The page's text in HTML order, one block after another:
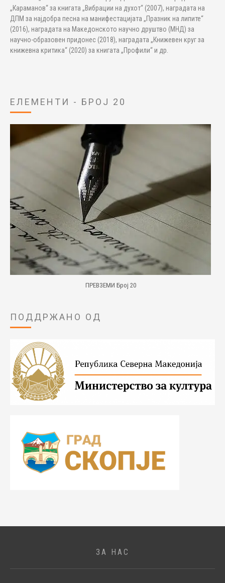
„Караманов“ за книгата „Вибрации на духот“ (2007), наградата на
ДПМ за најдобра песна на манифестацијата „Празник на липите“
(2016), наградата на Македонското научно друштво (МНД) за
научно-образовен придонес (2018), наградата „Книжевен круг за
книжевна критика“ (2020) за книгата „Профили“ и др.
ЕЛЕМЕНТИ - БРОЈ 20
ПРЕВЗЕМИ Број 20
ПОДДРЖАНО ОД
ЗА НАС